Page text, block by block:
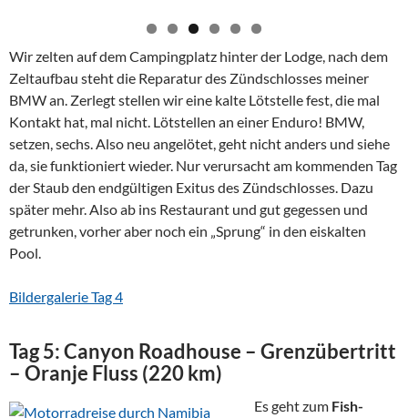
Wir zelten auf dem Campingplatz hinter der Lodge, nach dem
Zeltaufbau steht die Reparatur des Zündschlosses meiner
BMW an. Zerlegt stellen wir eine kalte Lötstelle fest, die mal
Kontakt hat, mal nicht. Lötstellen an einer Enduro! BMW,
setzen, sechs. Also neu angelötet, geht nicht anders und siehe
da, sie funktioniert wieder. Nur verursacht am kommenden Tag
der Staub den endgültigen Exitus des Zündschlosses. Dazu
später mehr. Also ab ins Restaurant und gut gegessen und
getrunken, vorher aber noch ein „Sprung“ in den eiskalten
Pool.
Bildergalerie Tag 4
Tag 5: Canyon Roadhouse – Grenzübertritt
– Oranje Fluss (220 km)
Es geht zum Fish-